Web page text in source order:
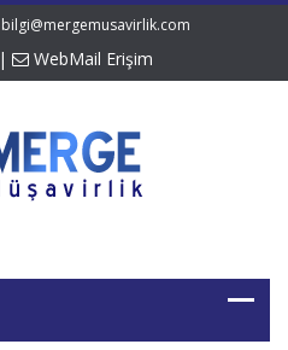
bilgi@mergemusavirlik.com
| WebMail Erişim